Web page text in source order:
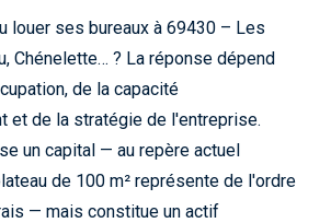
louer ses bureaux à 69430 – Les
Chénelette… ? La réponse dépend
de la capacité
et de la stratégie de l'entreprise.
un capital — au repère actuel
de 100 m² représente de l'ordre
— mais constitue un actif